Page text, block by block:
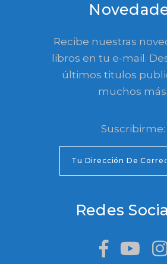
Recibe nuestras
libros en tu e-mail.
últimos titulos
muchos más.
Suscribirme:
Redes